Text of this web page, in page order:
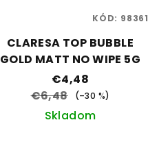
CLARESA TOP BUBBLE
GOLD MATT NO WIPE 5G
€4,48
€6,48
(–30 %)
Skladom
KÓD: 98361